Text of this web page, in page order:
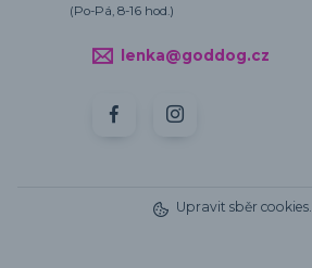
(Po-Pá, 8-16 hod.)
lenka@goddog.cz
Upravit sběr cookies.